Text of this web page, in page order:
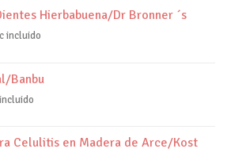
Hierbabuena/Dr Bronner ´s
incluido
Banbu
Celulitis en Madera de Arce/Kost